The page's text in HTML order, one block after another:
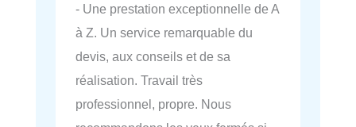
- Une prestation exceptionnelle de A
à Z. Un service remarquable du
devis, aux conseils et de sa
réalisation. Travail très
professionnel, propre. Nous